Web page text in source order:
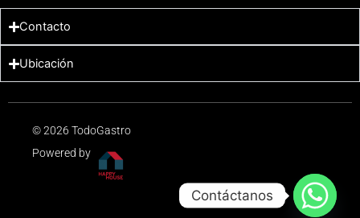
Contacto
Ubicación
© 2026 TodoGastro
Powered by
Contáctanos